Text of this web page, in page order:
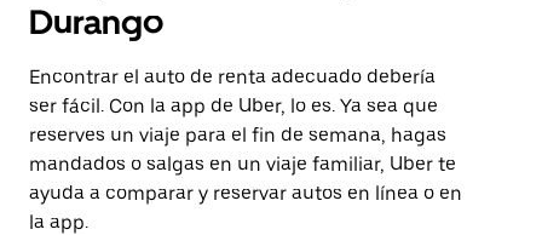
Durango
Encontrar el auto de renta adecuado debería
ser fácil. Con la app de Uber, lo es. Ya sea que
reserves un viaje para el fin de semana, hagas
mandados o salgas en un viaje familiar, Uber te
ayuda a comparar y reservar autos en línea o en
la app.